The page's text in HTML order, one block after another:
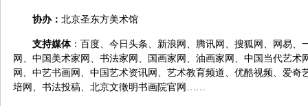
协办： 北京圣东方美术馆
支持媒体：百度、今日头条、新浪网、腾讯网、搜狐网、网易、
网、中国美术家网、书法家网、国画家网、油画家网、中国当代艺术
网、中艺书画网、中国艺术资讯网、艺术教育频道、优酷视频、爱奇
培网、书法投稿、北京文徵明书画院官网……